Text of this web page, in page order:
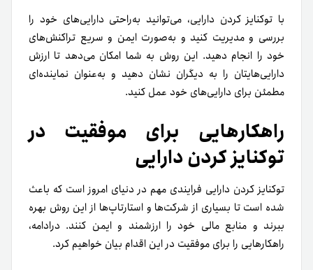
با توکنایز کردن دارایی، می‌توانید به‌راحتی دارایی‌های خود را
بررسی و مدیریت کنید و به‌صورت ایمن و سریع تراکنش‌های
خود را انجام دهید. این روش به شما امکان می‌دهد تا ارزش
دارایی‌هایتان را به دیگران نشان دهید و به‌عنوان نماینده‌ای
مطمئن برای دارایی‌های خود عمل کنید.
راهکارهایی برای موفقیت در
توکنایز کردن دارایی
توکنایز کردن دارایی فرایندی مهم در دنیای امروز است که باعث‌
شده است تا بسیاری از شرکت‌ها و استارتاپ‌ها از این روش بهره
ببرند و منابع مالی خود را ارزشمند و ایمن کنند. درادامه،
راهکارهایی را برای موفقیت در این اقدام بیان خواهیم کرد.